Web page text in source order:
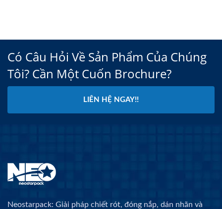
Có Câu Hỏi Về Sản Phẩm Của Chúng
Tôi? Cần Một Cuốn Brochure?
LIÊN HỆ NGAY!!
Neostarpack: Giải pháp chiết rót, đóng nắp, dán nhãn và